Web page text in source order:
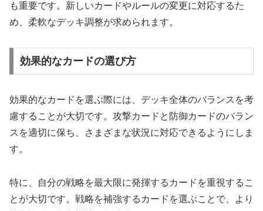
も重要です。新しいカードやルールの変更に対応するた
め、柔軟なデッキ調整が求められます。
効果的なカードの選び方
効果的なカードを選ぶ際には、デッキ全体のバランスを考
慮することが大切です。攻撃カードと防御カードのバラン
スを適切に保ち、さまざまな状況に対応できるようにしま
す。
特に、自分の戦略を最大限に発揮するカードを重視するこ
とが大切です。戦略を補強するカードを選ぶことで、より